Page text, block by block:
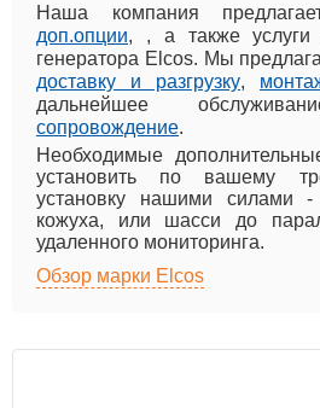
Наша компания
доп.опции, , а также услуги
генератора Elcos. Мы
доставку и разгрузку,
дальнейшее
сопровождение.
Необходимые
установить по вашему
установку нашими силами
кожуха, или шасси до
удаленного мониторинга.
Обзор марки Elcos